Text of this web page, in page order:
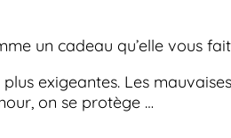
un cadeau qu’elle vous
exigeantes. Les
on se protège …